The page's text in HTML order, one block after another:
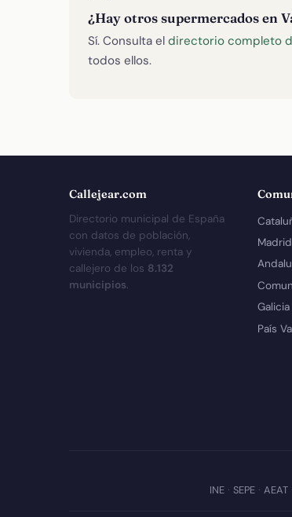
¿Hay otros supermercados en
Sí. Consulta el directorio completo
todos ellos.
Callejear.com
Directorio municipal de España
con datos de población,
vivienda, empleo, renta y
callejero de los 8.132
municipios.
Madrid
Galicia
País
INE · SEPE · AEAT